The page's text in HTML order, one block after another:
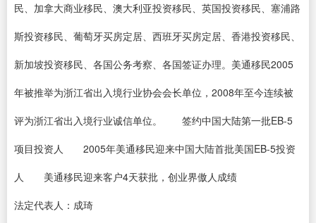
民、加拿大商业移民、澳大利亚投资移民、英国投资移民、塞浦路
斯投资移民、葡萄牙买房定居、西班牙买房定居、香港投资移民、
新加坡投资移民、各国公务考察、各国签证办理。美通移民2005
年被推举为浙江省出入境行业协会会长单位，2008年至今连续被
评为浙江省出入境行业诚信单位。 签约中国大陆第一批EB-5
项目投资人 2005年美通移民迎来中国大陆首批美国EB-5投资
人 美通移民迎来客户4天获批，创业界傲人成绩
法定代表人：成琦